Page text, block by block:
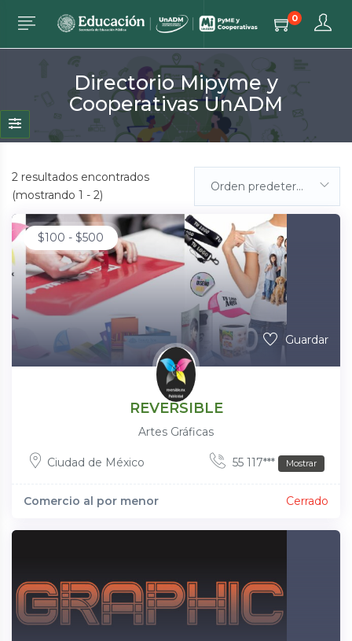
0
Directorio Mipyme y
Cooperativas UnADM
2 resultados encontrados
(mostrando 1 - 2)
Orden predeterminada
$100 - $500
Guardar
REVERSIBLE
Artes Gráficas
Ciudad de México 55 117*** Mostrar
Comercio al por menor Cerrado